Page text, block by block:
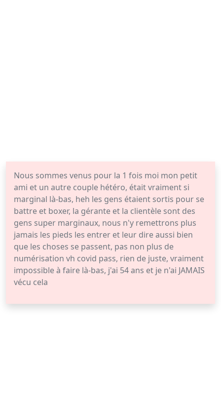
Nous sommes venus pour la 1 fois moi mon petit
ami et un autre couple hétéro, était vraiment si
marginal là-bas, heh les gens étaient sortis pour se
battre et boxer, la gérante et la clientèle sont des
gens super marginaux, nous n'y remettrons plus
jamais les pieds les entrer et leur dire aussi bien
que les choses se passent, pas non plus de
numérisation vh covid pass, rien de juste, vraiment
impossible à faire là-bas, j'ai 54 ans et je n'ai JAMAIS
vécu cela